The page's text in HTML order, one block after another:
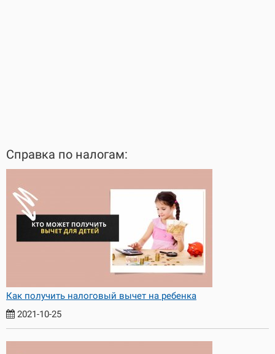
Справка по налогам:
Как получить налоговый вычет на ребенка
2021-10-25